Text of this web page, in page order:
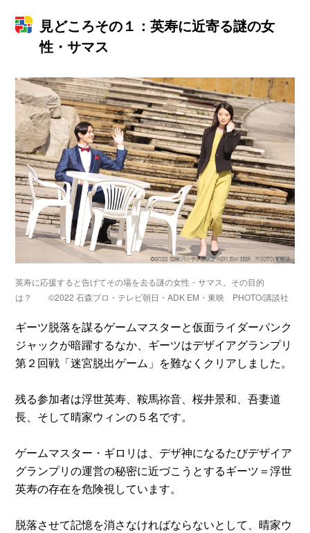
見どころその１：英寿に近寄る謎の女
性・サマス
英寿に応援すると告げてその場を去る謎の女性・サマス。その目的
は？ ©2022 石森プロ・テレビ朝日・ADK EM・東映 PHOTO/講談社
ギーツ脱落を謀るゲームマスターと仮面ライダーパンク
ジャックが暗躍するなか、ギーツはデザイアグランプリ
第２回戦「迷宮脱出ゲーム」を難なくクリアしました。
残る参加者は浮世英寿、鞍馬祢音、桜井景和、吾妻道
長、そして晴家ウィンの５名です。
ゲームマスター・ギロリは、デザ神になるたびデザイア
グランプリの運営の秘密に近づこうとするギーツ＝浮世
英寿の存在を危険視しています。
脱落させて記憶を消さなければならないとして、晴家ウ